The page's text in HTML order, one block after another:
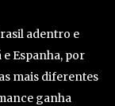
adentro e
Espanha, por
mais diferentes
ganha